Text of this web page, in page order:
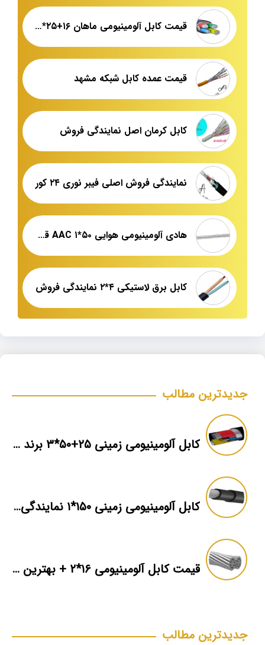
قیمت کابل آلومینیومی ماهان ۱۶+۲۵*۳ زمینی
قیمت عمده کابل شبکه مشهد
کابل کرمان اصل نمایندگی فروش
نمایندگی فروش اصلی فیبر نوری ۲۴ کور
هادی آلومینیومی هوایی ۵۰*۱ AAC قیمت کارخانه + صادرات کابل آلومینیومی
کابل برق لاستیکی ۴*۲ نمایندگی فروش
جدیدترین مطالب
کابل آلومینیومی زمینی ۲۵+۵۰*۳ برند ماهان
کابل آلومینیومی زمینی ۱۵۰*۱ نمایندگی فروش
قیمت کابل آلومینیومی ۱۶*۲ + بهترین برند بازار + اطلاعات فنی
جدیدترین مطالب